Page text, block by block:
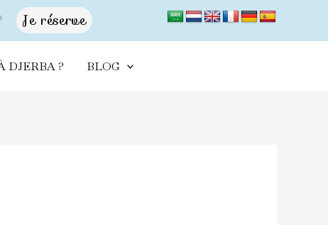
Je réserve
DJERBA ? BLOG